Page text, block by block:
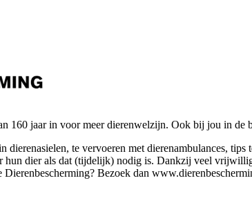
160 jaar in voor meer dierenwelzijn. Ook bij jou in de
dierenasielen, te vervoeren met dierenambulances, tips
hun dier als dat (tijdelijk) nodig is. Dankzij veel
Bezoek dan